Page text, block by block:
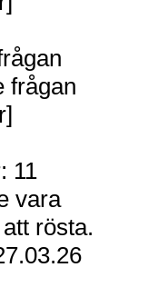
11
vara
rösta.